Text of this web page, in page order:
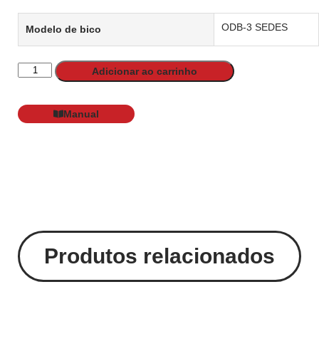
Modelo de bico ODB-3 SEDES
Adicionar ao carrinho
Manual
Produtos relacionados